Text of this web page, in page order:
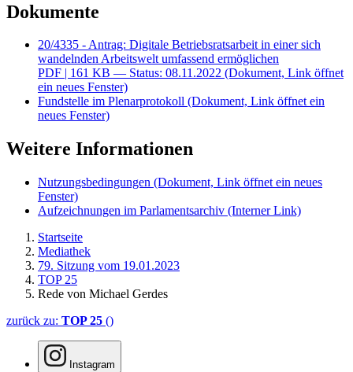
Dokumente
20/4335 - Antrag: Digitale Betriebsratsarbeit in einer sich
wandelnden Arbeitswelt umfassend ermöglichen
PDF | 161 KB — Status: 08.11.2022 (Dokument, Link öffnet
ein neues Fenster)
Fundstelle im Plenarprotokoll (Dokument, Link öffnet ein
neues Fenster)
Weitere Informationen
Nutzungsbedingungen (Dokument, Link öffnet ein neues
Fenster)
Aufzeichnungen im Parlamentsarchiv (Interner Link)
Startseite
Mediathek
79. Sitzung vom 19.01.2023
TOP 25
Rede von Michael Gerdes
zurück zu: TOP 25 ()
Instagram